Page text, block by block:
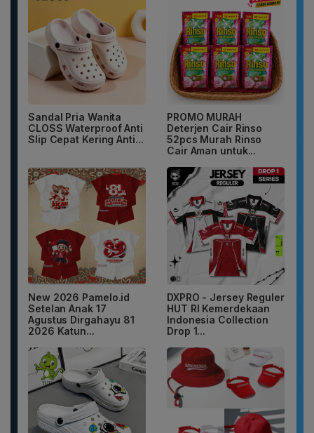
Sandal Pria Wanita
CLOSS Waterproof Anti
Slip Cepat Kering Anti...
PROMO MURAH
Deterjen Cair Rinso
52pcs Murah Rinso
Cair Aman untuk...
New 2026 Pamelo.id
Setelan Anak 17
Agustus Dirgahayu 81
2026 Katun...
DXPRO - Jersey Reguler
HUT RI Kemerdekaan
Indonesia Collection
Drop 1...